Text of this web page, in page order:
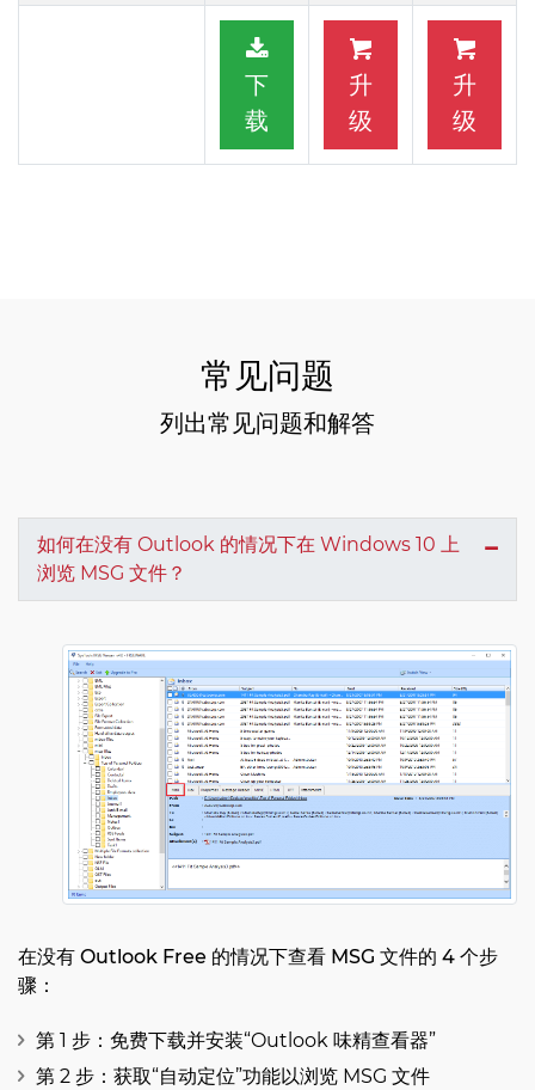
下
载
升
级
升
级
常见问题
列出常见问题和解答
如何在没有 Outlook 的情况下在 Windows 10 上
浏览 MSG 文件？
在没有 Outlook Free 的情况下查看 MSG 文件的 4 个步
骤：
第 1 步：免费下载并安装“Outlook 味精查看器”
第 2 步：获取“自动定位”功能以浏览 MSG 文件